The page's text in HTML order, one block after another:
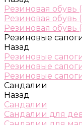
Резиновая обувь
Резиновая обувь
Резиновая обувь
Резиновые
Назад
Резиновые
Резиновые
Резиновые
Сандалии
Назад
Сандалии
Сандалии для